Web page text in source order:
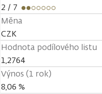
2 / 7
Měna
CZK
Hodnota podílového listu
1,2764
Výnos (1 rok)
8,06 %